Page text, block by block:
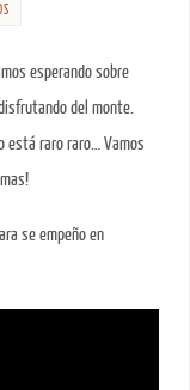
esperando sobre
del monte.
está raro raro… Vamos
se empeño en